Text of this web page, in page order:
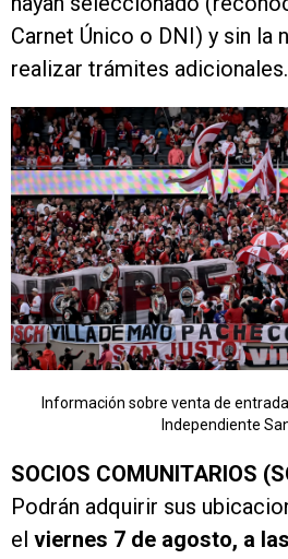
Carnet Único o DNI) y sin la
realizar trámites adicionales.
Información sobre venta de
Independiente
SOCIOS COMUNITARIOS
Podrán adquirir sus
el viernes 7 de agosto, a